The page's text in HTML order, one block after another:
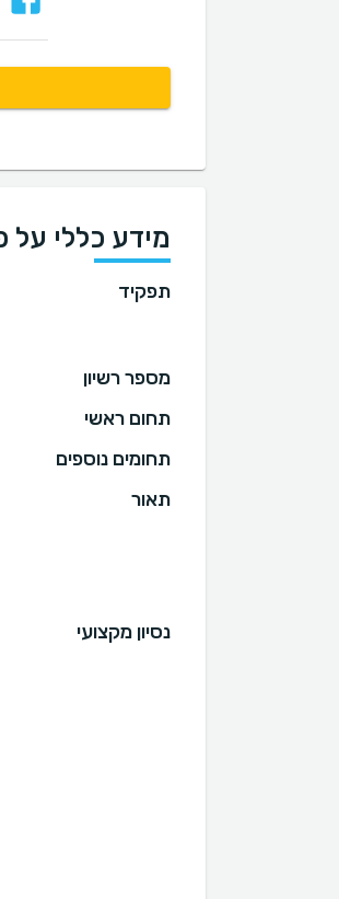
מידע כללי
תפקיד
מספר רשיון
תחום ראשי
תחומים נוספים
תאור
נסיון מקצועי